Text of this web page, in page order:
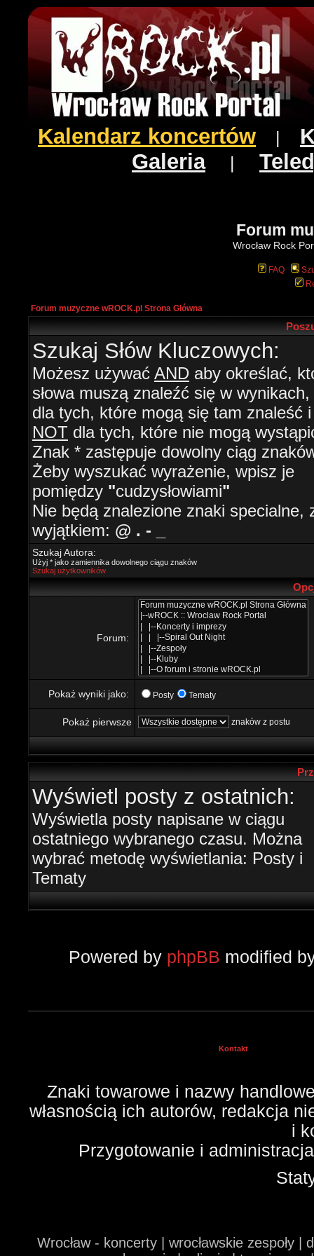
Kalendarz koncertów
Galeria|
Forum
Wrocław Rock
FAQ
Forum muzyczne wROCK.pl Strona Główna
Szukaj Słów Kluczowych:
Możesz używać AND aby określać,
słowa muszą znaleźć się w wynikach,
dla tych, które mogą się tam znaleść i
NOT dla tych, które nie mogą
Znak * zastępuje dowolny ciąg
Żeby wyszukać wyrażenie, wpisz je
pomiędzy "cudzysłowiami"
Nie będą znalezione znaki specialne,
wyjątkiem: @ . - _
Szukaj Autora:
Użyj * jako zamiennika dowolnego ciągu znaków
Szukaj użytkowników
Forum:
Pokaż wyniki jako: Posty Tematy
Pokaż pierwsze znaków z postu
Wyświetl posty z ostatnich:
Wyświetla posty napisane w ciągu
ostatniego wybranego czasu. Można
wybrać metodę wyświetlania: Posty i
Tematy
Powered by phpBB modified
Kontakt
Znaki towarowe i nazwy
własnością ich autorów, redakcja
i
Przygotowanie i
Wrocław - koncerty | wrocławskie zespoły